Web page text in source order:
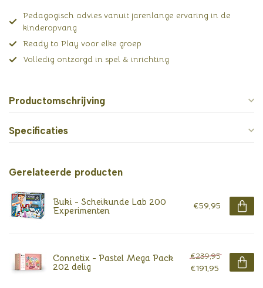
Pedagogisch advies vanuit jarenlange ervaring in de
kinderopvang
Ready to Play voor elke groep
Volledig ontzorgd in spel & inrichting
Productomschrijving
Specificaties
Gerelateerde producten
Buki - Scheikunde Lab 200
Experimenten €59,95
Connetix - Pastel Mega Pack
202 delig
€239,95
€191,95